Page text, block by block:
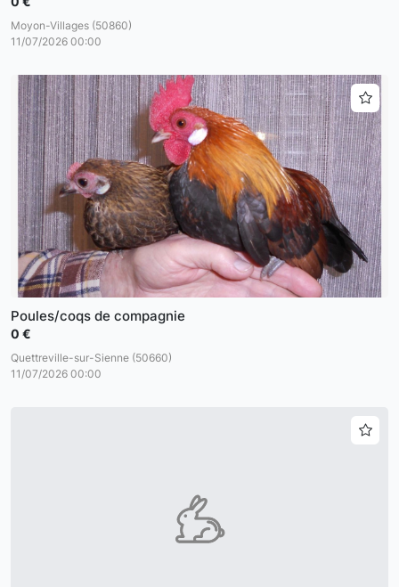
Moyon-Villages (50860)
11/07/2026 00:00
Poules/coqs de compagnie
0 €
Quettreville-sur-Sienne (50660)
11/07/2026 00:00